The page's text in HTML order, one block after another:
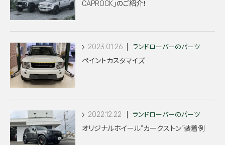
CAPROCK」のご紹介！
2023.01.26 ランドローバーのパーツ
ペイントカスタマイズ
2022.12.22 ランドローバーのパーツ
オリジナルホイール”カークストン”装着例